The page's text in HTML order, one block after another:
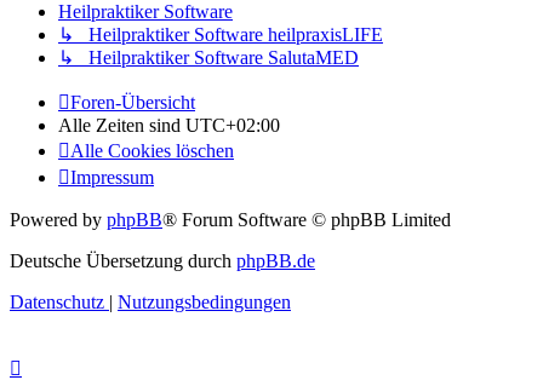
Heilpraktiker Software
↳ Heilpraktiker Software heilpraxisLIFE
↳ Heilpraktiker Software SalutaMED
Foren-Übersicht
Alle Zeiten sind UTC+02:00
Alle Cookies löschen
Impressum
Powered by phpBB® Forum Software © phpBB Limited
Deutsche Übersetzung durch phpBB.de
Datenschutz
Nutzungsbedingungen